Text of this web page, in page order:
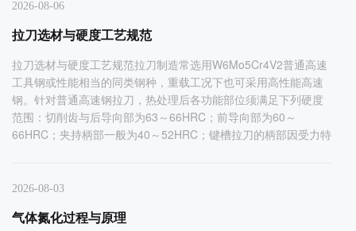
2026-08-06
拉刀选材与硬度工艺规范
拉刀选材与硬度工艺规范拉刀制造常选用W6Mo5Cr4V2普通高速
工具钢或性能相当的同类钢种，重载工况下也可采用高性能高速
钢。针对普通高速钢拉刀，热处理后各功能部位须满足下列硬度
范围：切削齿与后导向部为63～66HRC；前导向部为60～
66HRC；夹持柄部一般为40～52HRC；键槽拉刀的柄部因受力特
2026-08-03
气体氮化过程与原理